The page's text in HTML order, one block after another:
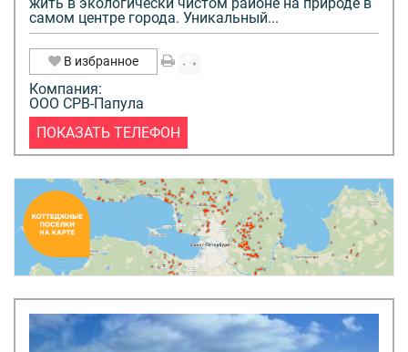
самом центре города. Уникальный...
В избранное
Компания:
ООО СРВ-Папула
ПОКАЗАТЬ ТЕЛЕФОН